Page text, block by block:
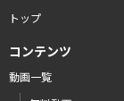
トップ
コンテンツ
動画一覧